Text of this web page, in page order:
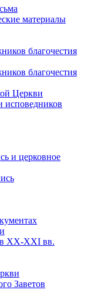
материалы
благочестия
благочестия
Церкви
исповедников
и церковное
в ХХ-ХХI вв.
Заветов